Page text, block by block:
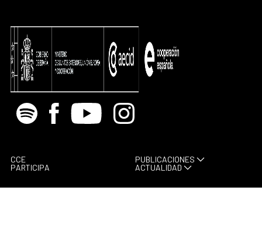
Spotify Facebook
Youtube Instagram
CCE
PARTICIPA
PUBLICACIONES
ACTUALIDAD